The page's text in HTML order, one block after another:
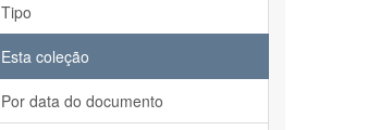
Tipo
Esta coleção
Por data do documento